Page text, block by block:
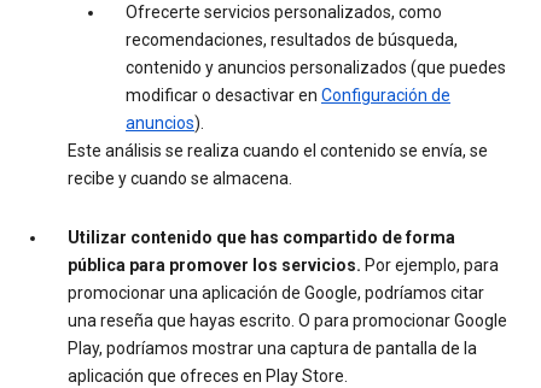
Ofrecerte servicios personalizados, como
recomendaciones, resultados de búsqueda,
contenido y anuncios personalizados (que puedes
modificar o desactivar en Configuración de
anuncios).
Este análisis se realiza cuando el contenido se envía, se
recibe y cuando se almacena.
Utilizar contenido que has compartido de forma
pública para promover los servicios. Por ejemplo, para
promocionar una aplicación de Google, podríamos citar
una reseña que hayas escrito. O para promocionar Google
Play, podríamos mostrar una captura de pantalla de la
aplicación que ofreces en Play Store.